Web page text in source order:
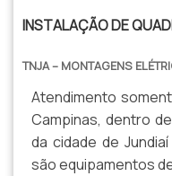
INSTALAÇÃO DE
TNJA – MONTAGENS
Atendimento
Campinas, dentro
da cidade de Jundiaí Os quadros elétricos
são equipamentos